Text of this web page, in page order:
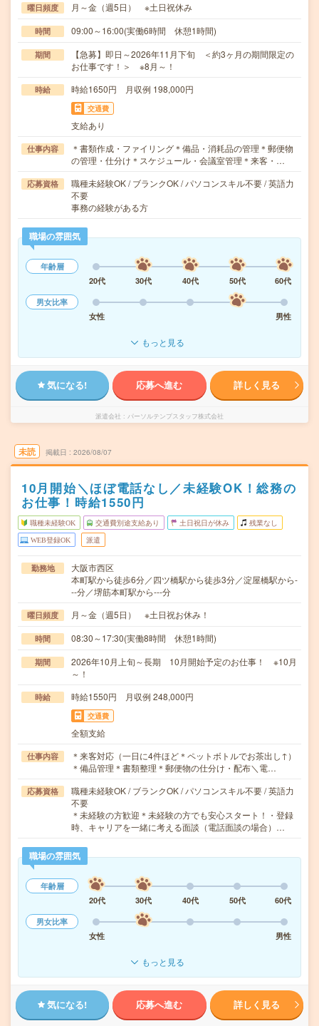
曜日頻度 月～金（週5日） ※土日祝休み
時間 09:00～16:00(実働6時間 休憩1時間)
期間
【急募】即日～2026年11月下旬 ＜約3ヶ月の期間限定の
お仕事です！＞ ※8月～！
時給 時給1650円 月収例 198,000円
交通費
支給あり
仕事内容
＊書類作成・ファイリング＊備品・消耗品の管理＊郵便物
の管理・仕分け＊スケジュール・会議室管理＊来客・…
応募資格
職種未経験OK / ブランクOK / パソコンスキル不要 / 英語力
不要
事務の経験がある方
職場の雰囲気
年齢層
20代
30代 40代 50代
60代
男女比率
女性
男性
もっと見る
気になる! 応募へ進む 詳しく見る
派遣会社 パーソルテンプスタッフ株式会社
未読 掲載日 2026/08/07
10月開始＼ほぼ電話なし／未経験OK！総務の
お仕事！時給1550円
職種未経験OK 交通費別途支給あり 土日祝日が休み 残業なし
WEB登録OK 派遣
勤務地
大阪市西区
本町駅から徒歩6分／四ツ橋駅から徒歩3分／淀屋橋駅から-
--分／堺筋本町駅から---分
曜日頻度 月～金（週5日） ※土日祝お休み！
時間 08:30～17:30(実働8時間 休憩1時間)
期間
2026年10月上旬～長期 10月開始予定のお仕事！ ※10月
～！
時給 時給1550円 月収例 248,000円
交通費
全額支給
仕事内容
＊来客対応（一日に4件ほど＊ペットボトルでお茶出し↑）
＊備品管理＊書類整理＊郵便物の仕分け・配布＼電…
応募資格
職種未経験OK / ブランクOK / パソコンスキル不要 / 英語力
不要
＊未経験の方歓迎＊未経験の方でも安心スタート！・登録
時、キャリアを一緒に考える面談（電話面談の場合）…
職場の雰囲気
年齢層
20代
30代 40代 50代
60代
男女比率
女性
男性
もっと見る
気になる! 応募へ進む 詳しく見る